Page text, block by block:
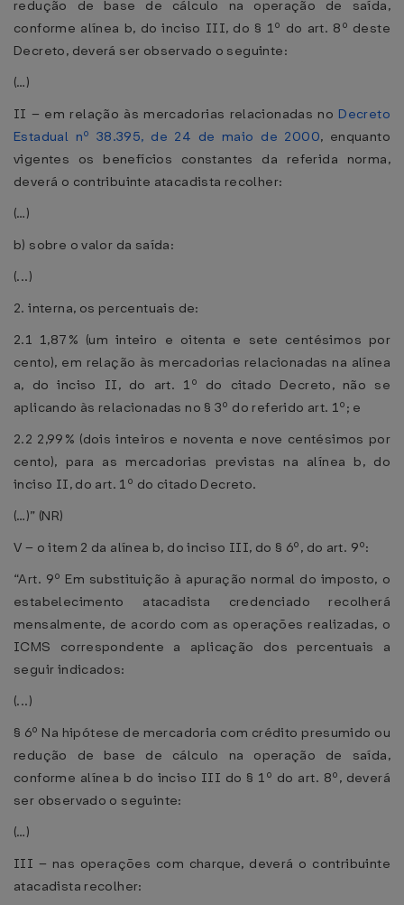
redução de base de cálculo na operação de saída,
conforme alínea b, do inciso III, do § 1º do art. 8º deste
Decreto, deverá ser observado o seguinte:
(…)
II – em relação às mercadorias relacionadas no Decreto
Estadual nº 38.395, de 24 de maio de 2000, enquanto
vigentes os benefícios constantes da referida norma,
deverá o contribuinte atacadista recolher:
(…)
b) sobre o valor da saída:
(...)
2. interna, os percentuais de:
2.1 1,87% (um inteiro e oitenta e sete centésimos por
cento), em relação às mercadorias relacionadas na alínea
a, do inciso II, do art. 1º do citado Decreto, não se
aplicando às relacionadas no § 3º do referido art. 1º; e
2.2 2,99% (dois inteiros e noventa e nove centésimos por
cento), para as mercadorias previstas na alínea b, do
inciso II, do art. 1º do citado Decreto.
(…)” (NR)
V – o item 2 da alínea b, do inciso III, do § 6º, do art. 9º:
“Art. 9º Em substituição à apuração normal do imposto, o
estabelecimento atacadista credenciado recolherá
mensalmente, de acordo com as operações realizadas, o
ICMS correspondente a aplicação dos percentuais a
seguir indicados:
(...)
§ 6º Na hipótese de mercadoria com crédito presumido ou
redução de base de cálculo na operação de saída,
conforme alínea b do inciso III do § 1º do art. 8º, deverá
ser observado o seguinte:
(…)
III – nas operações com charque, deverá o contribuinte
atacadista recolher: